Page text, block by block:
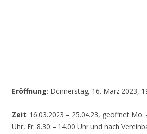
Eröffnung: Donnerstag, 16. März 2023,
Zeit: 16.03.2023 – 25.04.23, geöffnet Mo.
Uhr, Fr. 8.30 – 14.00 Uhr und nach